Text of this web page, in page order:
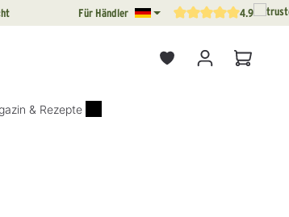
Für Händler Durchschnittliche4.9
& Rezepte